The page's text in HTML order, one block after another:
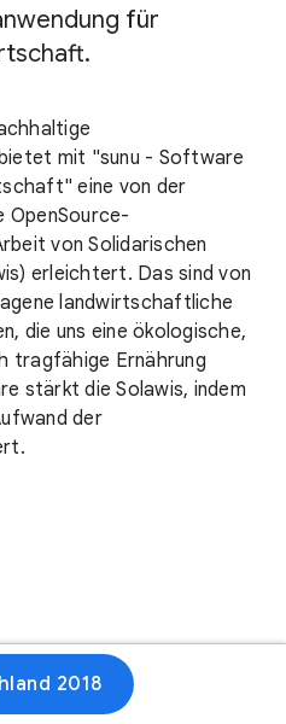
für
mit "sunu - Software
eine von der
OpenSource-
von Solidarischen
erleichtert. Das sind von
landwirtschaftliche
die uns eine ökologische,
tragfähige Ernährung
stärkt die Solawis, indem
der
2018